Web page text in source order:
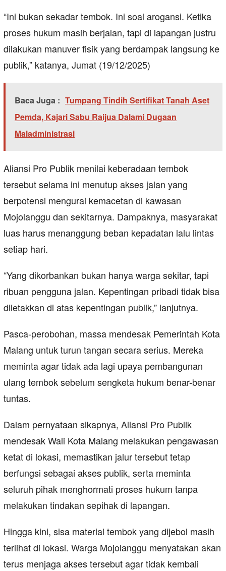
“Ini bukan sekadar tembok. Ini soal arogansi. Ketika
proses hukum masih berjalan, tapi di lapangan justru
dilakukan manuver fisik yang berdampak langsung ke
publik,” katanya, Jumat (19/12/2025)
Baca Juga : Tumpang Tindih Sertifikat Tanah Aset
Pemda, Kajari Sabu Raijua Dalami Dugaan
Maladministrasi
Aliansi Pro Publik menilai keberadaan tembok
tersebut selama ini menutup akses jalan yang
berpotensi mengurai kemacetan di kawasan
Mojolanggu dan sekitarnya. Dampaknya, masyarakat
luas harus menanggung beban kepadatan lalu lintas
setiap hari.
“Yang dikorbankan bukan hanya warga sekitar, tapi
ribuan pengguna jalan. Kepentingan pribadi tidak bisa
diletakkan di atas kepentingan publik,” lanjutnya.
Pasca-perobohan, massa mendesak Pemerintah Kota
Malang untuk turun tangan secara serius. Mereka
meminta agar tidak ada lagi upaya pembangunan
ulang tembok sebelum sengketa hukum benar-benar
tuntas.
Dalam pernyataan sikapnya, Aliansi Pro Publik
mendesak Wali Kota Malang melakukan pengawasan
ketat di lokasi, memastikan jalur tersebut tetap
berfungsi sebagai akses publik, serta meminta
seluruh pihak menghormati proses hukum tanpa
melakukan tindakan sepihak di lapangan.
Hingga kini, sisa material tembok yang dijebol masih
terlihat di lokasi. Warga Mojolanggu menyatakan akan
terus menjaga akses tersebut agar tidak kembali